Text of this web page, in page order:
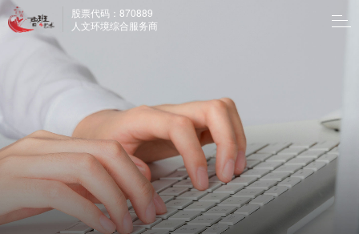
股票代码：870889
人文环境综合服务商